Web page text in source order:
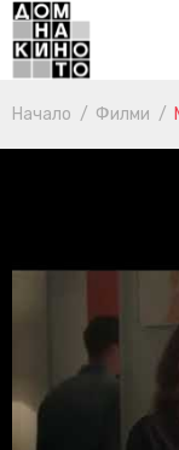
Начало Филми